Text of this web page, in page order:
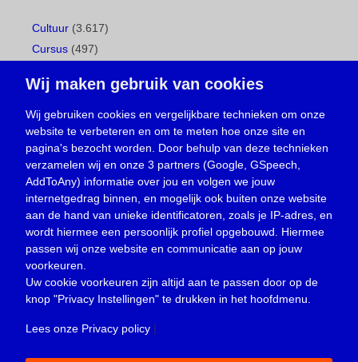
Cultuur (3.617)
Cursus (497)
Gemeentepagina(104)
Ingezonden brief(538)
Media(156)
Nieuws (23.329)
Oproep(734)
Overlijden(39)
Podcast(18)
prijsvraag (5)
Religie (1.438)
Service(226)
Wij maken gebruik van cookies
Wij gebruiken cookies en vergelijkbare technieken om onze
website te verbeteren en om te meten hoe onze site en
pagina's bezocht worden. Door behulp van deze technieken
verzamelen wij en onze 3 partners (Google, GSpeech,
AddToAny) informatie over jou en volgen we jouw
internetgedrag binnen, en mogelijk ook buiten onze website
aan de hand van unieke identificatoren, zoals je IP-adres, en
wordt hiermee een persoonlijk profiel opgebouwd. Hiermee
passen wij onze website en communicatie aan op jouw
voorkeuren.
Uw cookie voorkeuren zijn altijd aan te passen door op de
knop "Privacy Instellingen" te drukken in het hoofdmenu.
Lees onze Privacy policy |